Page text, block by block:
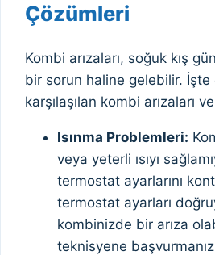
Çözümleri
Kombi arızaları, soğuk kış
bir sorun haline gelebilir. İşte
karşılaşılan kombi arızaları
Isınma Problemleri:
veya yeterli ısıyı
termostat ayarlarını
termostat ayarları
kombinizde bir arıza
teknisyene